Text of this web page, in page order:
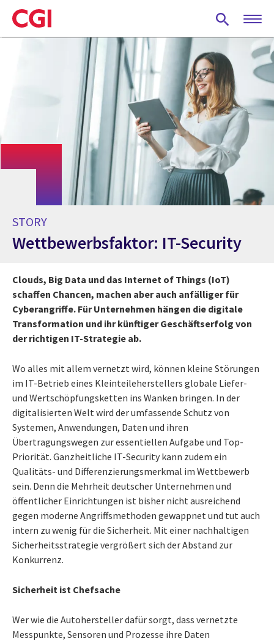
Skip
to
main
STORY
Wettbewerbsfaktor: IT-Security
Clouds, Big Data und das Internet of Things (IoT)
schaffen Chancen, machen aber auch anfälliger für
Cyberangriffe. Für Unternehmen hängen die digitale
Transformation und ihr künftiger Geschäftserfolg von
der richtigen IT-Strategie ab.
Wo alles mit allem vernetzt wird, können kleine Störungen
im IT-Betrieb eines Kleinteileherstellers globale Liefer-
und Wertschöpfungsketten ins Wanken bringen. In der
digitalisierten Welt wird der umfassende Schutz von
Systemen, Anwendungen, Daten und ihren
Übertragungswegen zur essentiellen Aufgabe und Top-
Priorität. Ganzheitliche IT-Security kann zudem ein
Qualitäts- und Differenzierungsmerkmal im Wettbewerb
sein. Denn die Mehrheit deutscher Unternehmen und
öffentlicher Einrichtungen ist bisher nicht ausreichend
gegen moderne Angriffsmethoden gewappnet und tut auch
intern zu wenig für die Sicherheit. Mit einer nachhaltigen
Sicherheitsstrategie vergrößert sich der Abstand zur
Konkurrenz.
Sicherheit ist Chefsache
Wer wie die Autohersteller dafür sorgt, dass vernetzte
Messpunkte, Sensoren und Prozesse ihre Daten